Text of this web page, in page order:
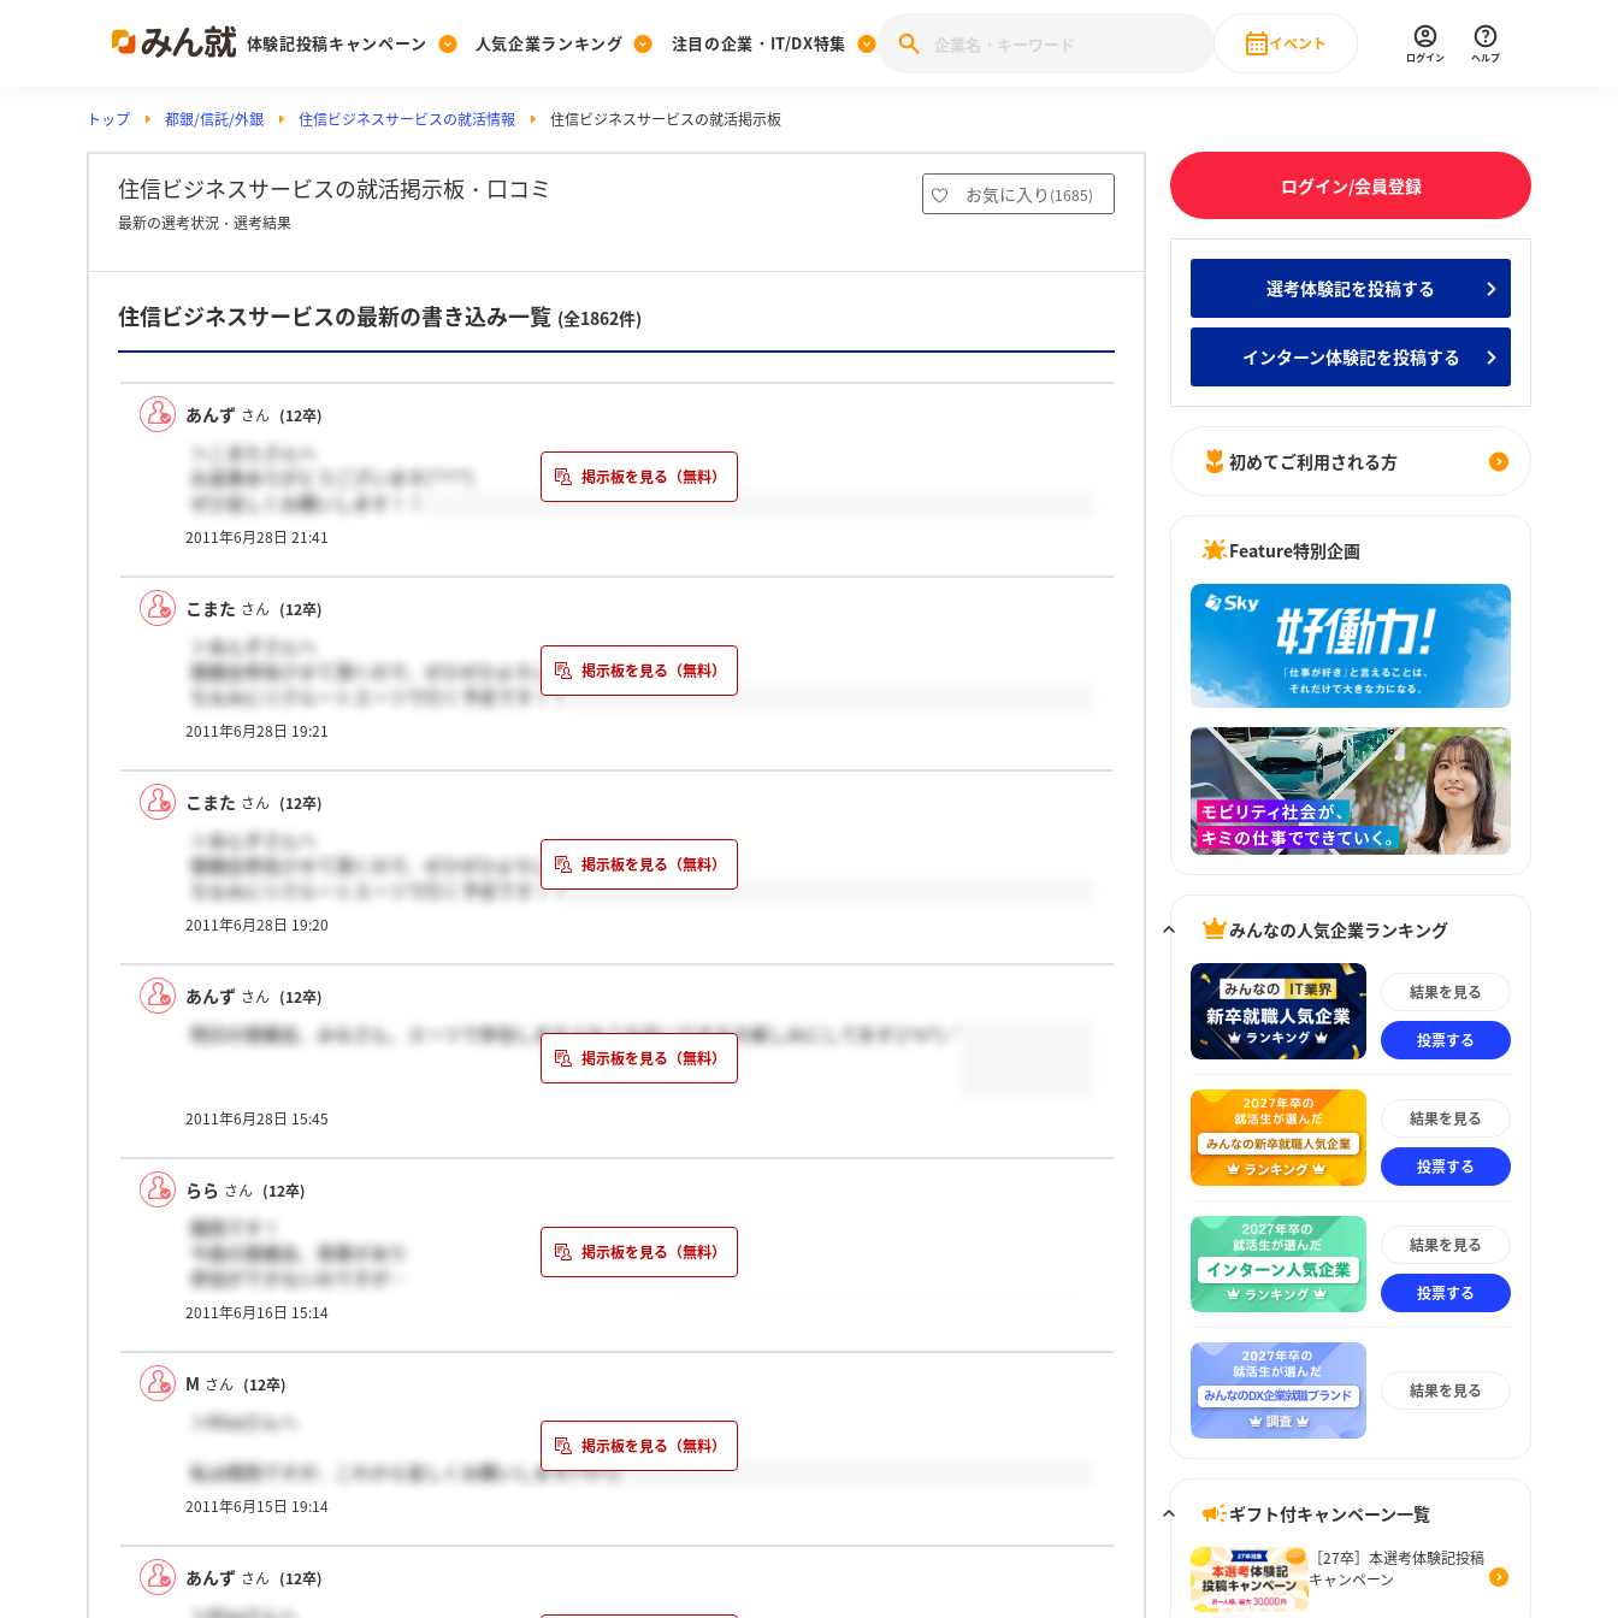
体験記投稿キャンペーン
Post
投稿する
[27卒] 本選考体験記投稿キャンペーン
人気企業ランキング
Ranking
ランキングを見る
Vote
投票する
みんなの新卒就職人気企業ランキング みんなのインターン人気企業ランキ
注目の企業・IT/DX特集
PickUp
注目の企業特集
28卒 IT・DX現場社員インタビュー
動画で知ろう！業界・企業研究
イベント
直近のイベント一覧
ログイン ヘルプ
トップ 都銀/信託/外銀 住信ビジネスサービスの就活情報 住信ビジネスサービスの就活掲示板
住信ビジネスサービスの就活掲示板・口コミ お気に入り (1685)
最新の選考状況・選考結果
住信ビジネスサービスの最新の書き込み一覧 (全1862件)
あんず さん (12卒)
＞こまたさんへ
お返事ありがとうございます(*^^*)
ぜひ宜しくお願いします！！
2011年6月28日 21:41
こまた さん (12卒)
＞あんずさんへ
懇親会参加させて頂くので、ぜひぜひよろしくお願いします(^^)！
ちなみにリクルートスーツで行く予定です！！
2011年6月28日 19:21
こまた さん (12卒)
＞あんずさんへ
懇親会参加させて頂くので、ぜひぜひよろしくお願いします(^^)！
ちなみにリクルートスーツで行く予定です！！
2011年6月28日 19:20
あんず さん (12卒)
明日の懇親会、みなさん、スーツで参加しますよね？お会いできるの楽しみにしてます\(^o^)／
2011年6月28日 15:45
らら さん (12卒)
関西です！
今度の懇親会、用事があり
参加ができないのですが…
是非、仲良くして下さいヽ(´▽`)/よろしくお願いします♪
2011年6月16日 15:14
M さん (12卒)
＞Risaさんへ
私は関西ですが、これから宜しくお願いします(^O^)/
2011年6月15日 19:14
あんず さん (12卒)
ログイン/会員登録
選考体験記を投稿する
インターン体験記を投稿する
初めてご利用される方
Feature特別企画
みんなの人気企業ランキング
結果を見る
投票する
結果を見る
投票する
結果を見る
投票する
結果を見る
ギフト付キャンペーン一覧
［27卒］本選考体験記投稿
キャンペーン